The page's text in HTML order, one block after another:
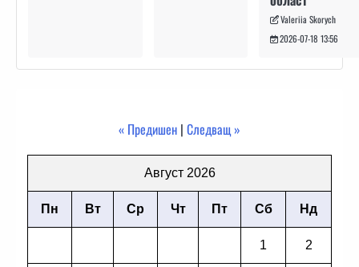
Valeriia Skorych
2026-07-18 13:56
« Предишен | Следващ »
Август 2026
Пн Вт Ср Чт Пт Сб Нд
1 2